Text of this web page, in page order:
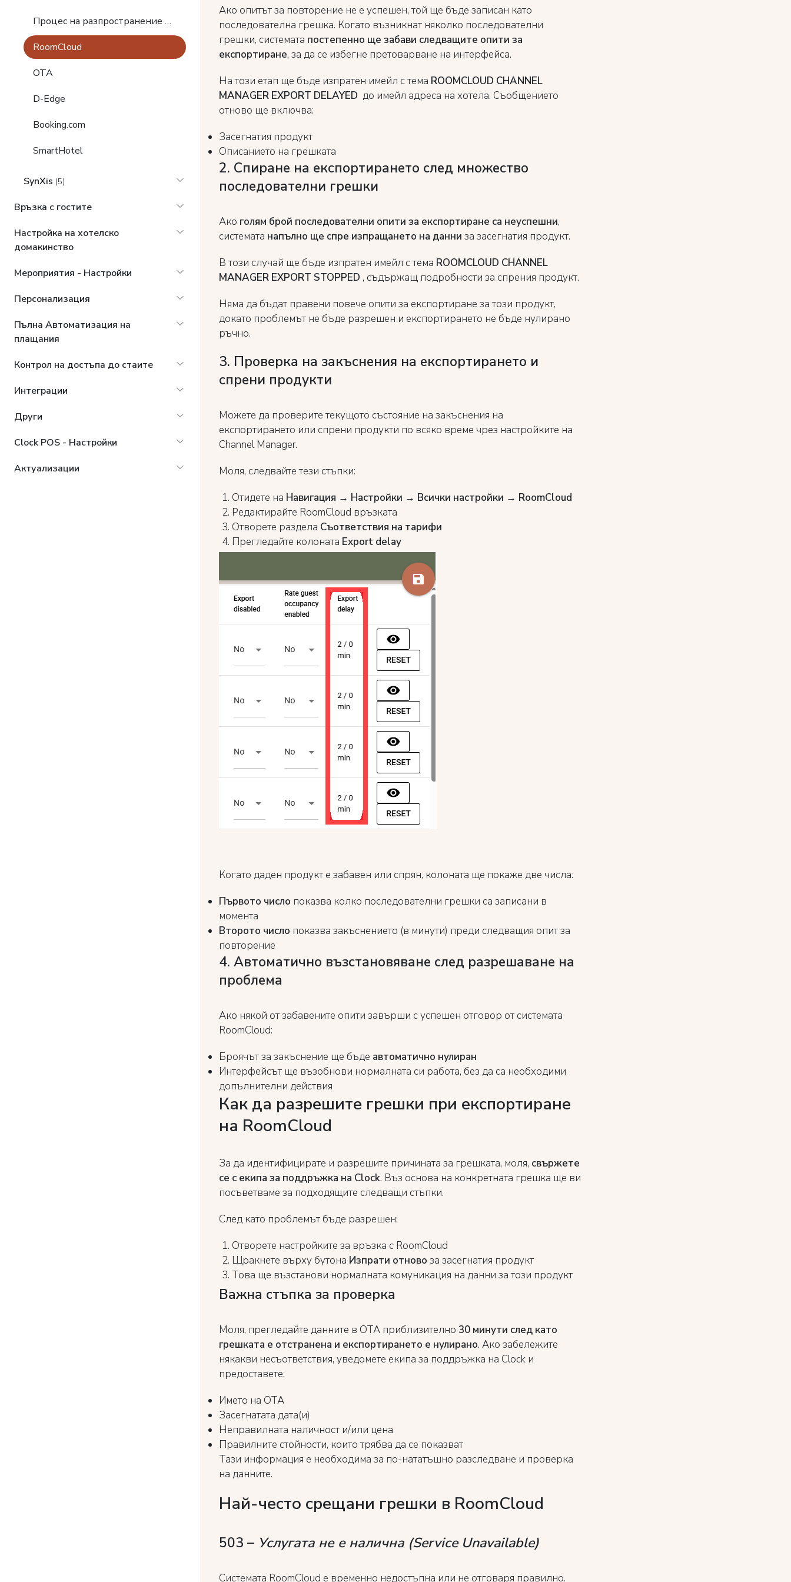
Процес на разпространение на данни при каналните мениджъри
RoomCloud
OTA
D-Edge
Booking.com
SmartHotel
SynXis (5)
Връзка с гостите
Настройка на хотелско
домакинство
Мероприятия - Настройки
Персонализация
Пълна Автоматизация на
плащания
Контрол на достъпа до стаите
Интеграции
Други
Clock POS - Настройки
Актуализации
Ако опитът за повторение не е успешен, той ще бъде записан като
последователна грешка. Когато възникнат няколко последователни
грешки, системата постепенно ще забави следващите опити за
експортиране, за да се избегне претоварване на интерфейса.
На този етап ще бъде изпратен имейл с тема ROOMCLOUD CHANNEL
MANAGER EXPORT DELAYED до имейл адреса на хотела. Съобщението
отново ще включва:
Засегнатия продукт
Описанието на грешката
2. Спиране на експортирането след множество
последователни грешки
Ако голям брой последователни опити за експортиране са неуспешни,
системата напълно ще спре изпращането на данни за засегнатия продукт.
В този случай ще бъде изпратен имейл с тема ROOMCLOUD CHANNEL
MANAGER EXPORT STOPPED , съдържащ подробности за спрения продукт.
Няма да бъдат правени повече опити за експортиране за този продукт,
докато проблемът не бъде разрешен и експортирането не бъде нулирано
ръчно.
3. Проверка на закъснения на експортирането и
спрени продукти
Можете да проверите текущото състояние на закъснения на
експортирането или спрени продукти по всяко време чрез настройките на
Channel Manager.
Моля, следвайте тези стъпки:
Отидете на Навигация → Настройки → Всички настройки → RoomCloud
Редактирайте RoomCloud връзката
Отворете раздела Съответствия на тарифи
Прегледайте колоната Export delay
Когато даден продукт е забавен или спрян, колоната ще покаже две числа:
Първото число показва колко последователни грешки са записани в
момента
Второто число показва закъснението (в минути) преди следващия опит за
повторение
4. Автоматично възстановяване след разрешаване на
проблема
Ако някой от забавените опити завърши с успешен отговор от системата
RoomCloud:
Броячът за закъснение ще бъде автоматично нулиран
Интерфейсът ще възобнови нормалната си работа, без да са необходими
допълнителни действия
Как да разрешите грешки при експортиране
на RoomCloud
За да идентифицирате и разрешите причината за грешката, моля, свържете
се с екипа за поддръжка на Clock. Въз основа на конкретната грешка ще ви
посъветваме за подходящите следващи стъпки.
След като проблемът бъде разрешен:
Отворете настройките за връзка с RoomCloud
Щракнете върху бутона Изпрати отново за засегнатия продукт
Това ще възстанови нормалната комуникация на данни за този продукт
Важна стъпка за проверка
Моля, прегледайте данните в OTA приблизително 30 минути след като
грешката е отстранена и експортирането е нулирано. Ако забележите
някакви несъответствия, уведомете екипа за поддръжка на Clock и
предоставете:
Името на OTA
Засегнатата дата(и)
Неправилната наличност и/или цена
Правилните стойности, които трябва да се показват
Тази информация е необходима за по-нататъшно разследване и проверка
на данните.
Най-често срещани грешки в RoomCloud
503 – Услугата не е налична (Service Unavailable)
Системата RoomCloud е временно недостъпна или не отговаря правилно.